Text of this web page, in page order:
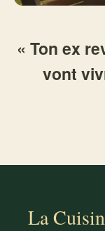
« Ton ex
vont
La